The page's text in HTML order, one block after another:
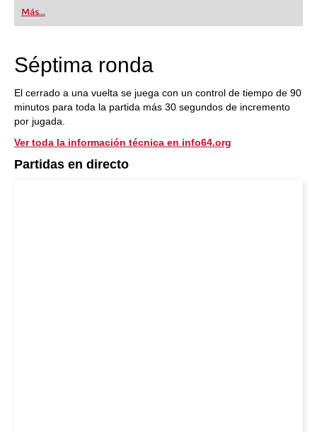
first steps into the world of club chess, or already
playing at a tournament level: with FRITZ, you can
train more efficiently, intelligently and with a
Más...
Séptima ronda
El cerrado a una vuelta se juega con un control de tiempo de 90
minutos para toda la partida más 30 segundos de incremento
por jugada.
Ver toda la información técnica en info64.org
Partidas en directo